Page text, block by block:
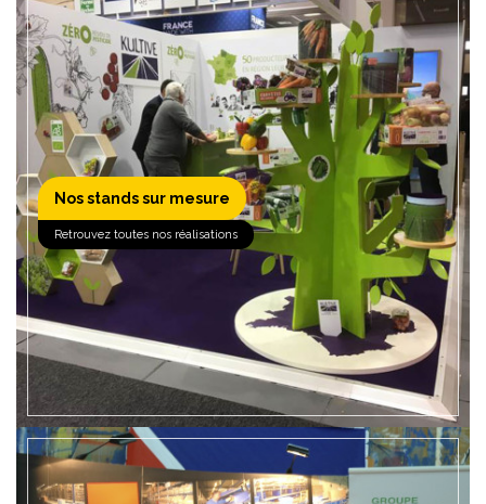
Nos stands sur mesure
Retrouvez toutes nos réalisations
EN SAVOIR +